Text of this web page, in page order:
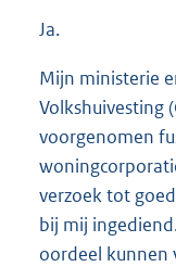
Ja.
Mijn ministerie
Volkshuivesting
voorgenomen
verzoek tot
bij mij
oordeel kunnen